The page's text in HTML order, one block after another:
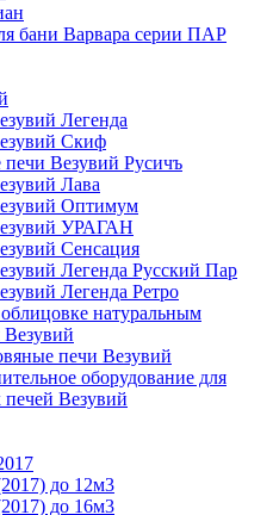
бани Варвара серии ПАР
Легенда
Скиф
Везувий Русичъ
Лава
Оптимум
УРАГАН
Сенсация
Легенда Русский Пар
Легенда Ретро
натуральным
печи Везувий
оборудование для
Везувий
до 12м3
до 16м3